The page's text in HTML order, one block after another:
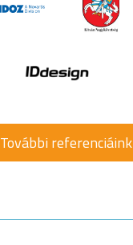
További referenciáink